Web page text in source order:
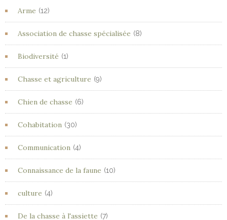
Arme (12)
Association de chasse spécialisée (8)
Biodiversité (1)
Chasse et agriculture (9)
Chien de chasse (6)
Cohabitation (30)
Communication (4)
Connaissance de la faune (10)
culture (4)
De la chasse à l'assiette (7)